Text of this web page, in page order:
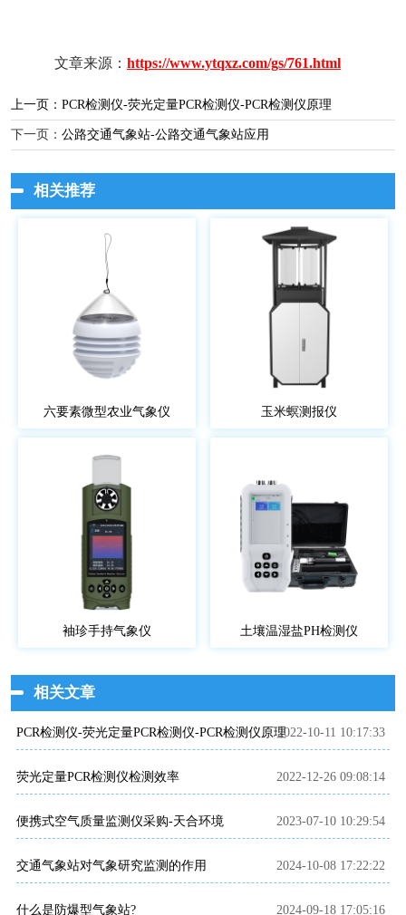
文章来源： https://www.ytqxz.com/gs/761.html
上一页： PCR检测仪-荧光定量PCR检测仪-PCR检测仪原理
下一页： 公路交通气象站-公路交通气象站应用
相关推荐
六要素微型农业气象仪 玉米螟测报仪
袖珍手持气象仪 土壤温湿盐PH检测仪
相关文章
PCR检测仪-荧光定量PCR检测仪-PCR检测仪原理2022-10-11 10:17:33
荧光定量PCR检测仪检测效率 2022-12-26 09:08:14
便携式空气质量监测仪采购-天合环境 2023-07-10 10:29:54
交通气象站对气象研究监测的作用 2024-10-08 17:22:22
什么是防爆型气象站? 2024-09-18 17:05:16